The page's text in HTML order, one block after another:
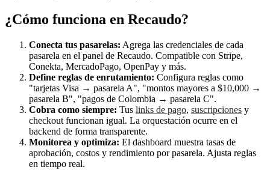
¿Cómo funciona en Recaudo?
Conecta tus pasarelas: Agrega las credenciales de cada
pasarela en el panel de Recaudo. Compatible con Stripe,
Conekta, MercadoPago, OpenPay y más.
Define reglas de enrutamiento: Configura reglas como
"tarjetas Visa → pasarela A", "montos mayores a $10,000 →
pasarela B", "pagos de Colombia → pasarela C".
Cobra como siempre: Tus links de pago, suscripciones y
checkout funcionan igual. La orquestación ocurre en el
backend de forma transparente.
Monitorea y optimiza: El dashboard muestra tasas de
aprobación, costos y rendimiento por pasarela. Ajusta reglas
en tiempo real.